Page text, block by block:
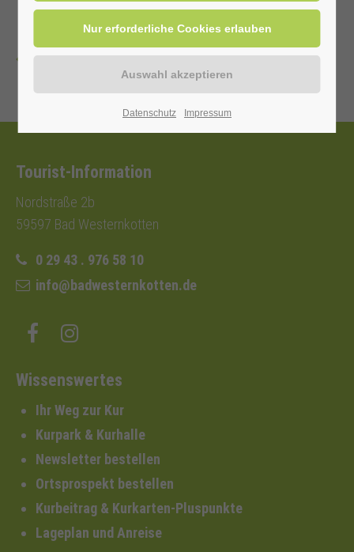
Zurück
Tourist-Information
Nordstraße 2b
59597 Bad Westernkotten
0 29 43 . 976 58 10
info@badwesternkotten.de
Wissenswertes
Ihr Weg zur Kur
Kurpark & Kurhalle
Newsletter bestellen
Ortsprospekt bestellen
Kurbeitrag & Kurkarten-Pluspunkte
Lageplan und Anreise
Datenschutz Impressum